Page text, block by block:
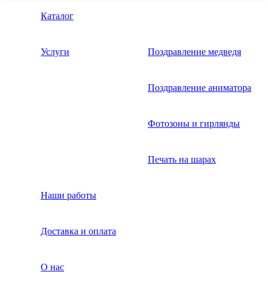
Каталог
Услуги Поздравление медведя
Поздравление аниматора
Фотозоны и гирлянды
Печать на шарах
Наши работы
Доставка и оплата
О нас